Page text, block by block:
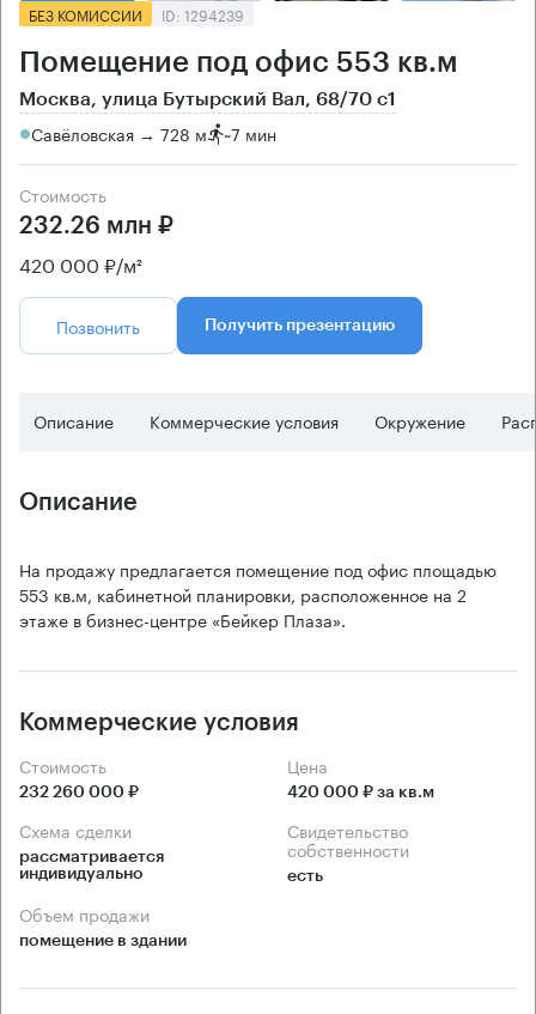
БЕЗ КОМИССИИ ID: 1294239
Помещение под офис 553 кв.м
Москва, улица Бутырский Вал, 68/70 с1
Савёловская → 728 м ~7 мин
Стоимость
232.26 млн ₽
420 000 ₽/м²
Позвонить Получить презентацию
Описание Коммерческие условия Окружение
Описание
На продажу предлагается помещение под офис площадью
553 кв.м, кабинетной планировки, расположенное на 2
этаже в бизнес-центре «Бейкер Плаза».
Коммерческие условия
Стоимость
232 260 000 ₽
Цена
420 000 ₽ за кв.м
Схема сделки
рассматривается
индивидуально
Свидетельство
собственности
есть
Объем продажи
помещение в здании